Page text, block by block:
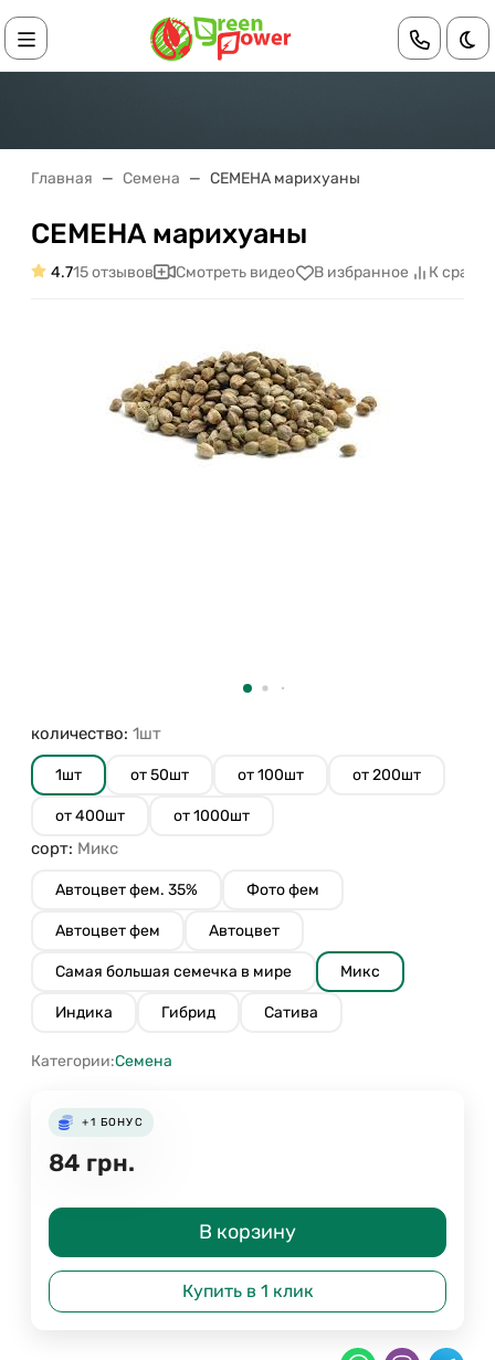
Главная Семена СЕМЕНА марихуаны
СЕМЕНА марихуаны
4.715 отзывов Смотреть видео В избранное К
количество: 1шт
1шт от 50шт от 100шт от 200шт
от 400шт от 1000шт
сорт: Микс
Автоцвет фем. 35% Фото фем
Автоцвет фем Автоцвет
Самая большая семечка в мире Микс
Индика Гибрид Сатива
Категории:Семена
+1 БОНУС
84 грн.
В корзину
Купить в 1 клик